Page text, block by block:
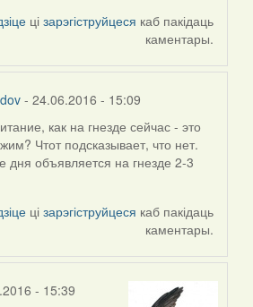
цізарэгіструйцеся каб пакідаць
каментары.
- 24.06.2016 - 15:09
как на гнезде сейчас - это
Чтот подсказывает, что нет.
дня объявляется на гнезде 2-3
цізарэгіструйцеся каб пакідаць
каментары.
- 15:39